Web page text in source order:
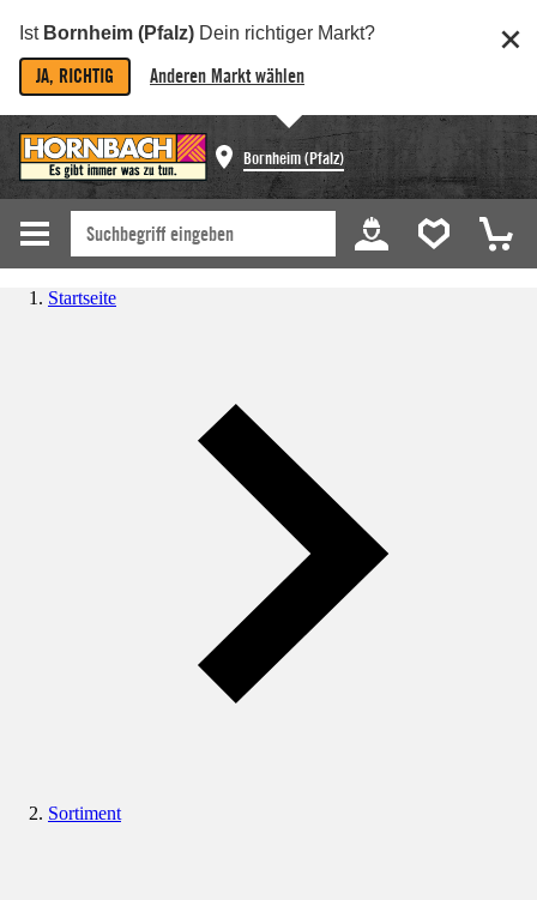
Ist Bornheim (Pfalz) Dein richtiger Markt?
JA, RICHTIG Anderen Markt wählen
Bornheim (Pfalz)
Startseite
Sortiment